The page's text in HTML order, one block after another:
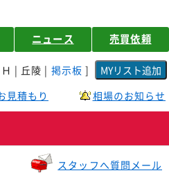
ニュース 売買依頼
| 丘陵 | 掲示板 ]
見積もり 相場のお知らせ
スタッフへ質問メール